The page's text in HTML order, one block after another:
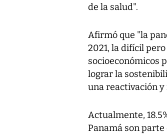
de la salud".
Afirmó que "la
2021, la difícil
socioeconómicos
lograr la
una reactivación
Actualmente,
Panamá son parte